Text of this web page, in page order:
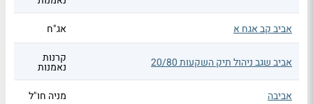
אביב קב אגח א
אג"ח
אביב שגב ניהול תיק השקעות 20/80 קרנות
נאמנות
אביבה
מניה חו"ל